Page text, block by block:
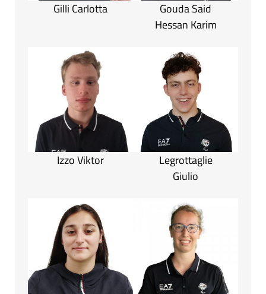
Gilli Carlotta
Gouda Said
Hessan Karim
Izzo Viktor
Legrottaglie
Giulio